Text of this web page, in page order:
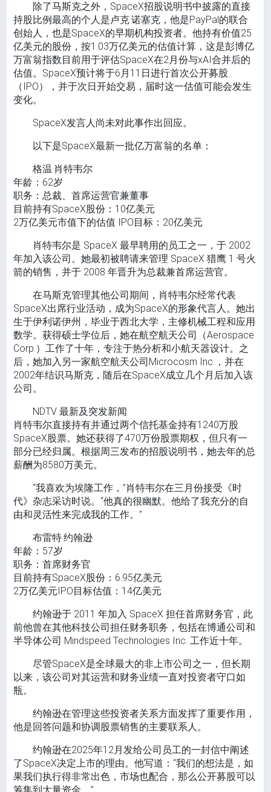
除了马斯克之外，SpaceX招股说明书中披露的直接
持股比例最高的个人是卢克·诺塞克，他是PayPal的联合
创始人，也是SpaceX的早期机构投资者。他持有价值25
亿美元的股份，按1.03万亿美元的估值计算，这是彭博亿
万富翁指数目前用于评估SpaceX在2月份与xAI合并后的
估值。SpaceX预计将于6月11日进行首次公开​​募股
（IPO），并于次日开始交易，届时这一估值可能会发生
变化。
SpaceX发言人尚未对此事作出回应。
以下是SpaceX最新一批亿万富翁的名单：
格温·肖特韦尔
年龄：62岁
职务：总裁、首席运营官兼董事
目前持有SpaceX股份：10亿美元
2万亿美元市值下的估值 IPO目标：20亿美元
肖特韦尔是 SpaceX 最早聘用的员工之一，于 2002
年加入该公司。她最初被聘请来管理 SpaceX 猎鹰 1 号火
箭的销售，并于 2008 年晋升为总裁兼首席运营官。
在马斯克管理其他公司期间，肖特韦尔经常代表
SpaceX出席行业活动，成为SpaceX的形象代言人。她出
生于伊利诺伊州，毕业于西北大学，主修机械工程和应用
数学。获得硕士学位后，她在航空航天公司（Aerospace
Corp.）工作了十年，专注于热分析和小航天器设计。之
后，她加入另一家航空航天公司Microcosm Inc.，并在
2002年结识马斯克，随后在SpaceX成立几个月后加入该
公司。
NDTV 最新及突发新闻
肖特韦尔直接持有并通过两个信托基金持有1240万股
SpaceX股票。她还获得了470万份股票期权，但只有一
部分已经归属。根据周三发布的招股说明书，她去年的总
薪酬为8580万美元。
“我喜欢为埃隆工作，”肖特韦尔在三月份接受《时
代》杂志采访时说。“他真的很幽默。他给了我充分的自
由和灵活性来完成我的工作。”
布雷特·约翰逊
年龄：57岁
职务：首席财务官
目前持有SpaceX股份：6.95亿美元
2万亿美元IPO目标估值：14亿美元
约翰逊于 2011 年加入 SpaceX 担任首席财务官，此
前他曾在其他科技公司担任财务职务，包括在博通公司和
半导体公司 Mindspeed Technologies Inc. 工作近十年。
尽管SpaceX是全球最大的非上市公司之一，但长期
以来，该公司对其运营和财务业绩一直对投资者守口如
瓶。
约翰逊在管理这些投资者关系方面发挥了重要作用，
他是回答问题和协调股票销售的主要联系人。
约翰逊在2025年12月发给公司员工的一封信中阐述
了SpaceX决定上市的理由。他写道：“我们的想法是，如
果我们执行得非常出色，市场也配合，那么公开募股可以